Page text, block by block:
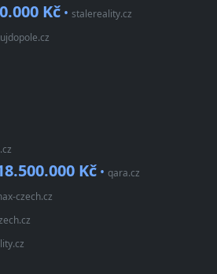
Kč • stalereality.cz
Kč • qara.cz
czech.cz